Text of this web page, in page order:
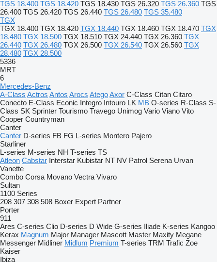
TGS 18.400 TGS 18.420 TGS 18.430 TGS 26.320 TGS 26.360 TGS
26.400 TGS 26.420 TGS 26.440 TGS 26.480 TGS 35.480
TGX
TGX 18.400 TGX 18.420 TGX 18.440 TGX 18.460 TGX 18.470 TGX
18.480 TGX 18.500 TGX 18.510 TGX 24.440 TGX 26.360 TGX
26.440 TGX 26.480 TGX 26.500 TGX 26.540 TGX 26.560 TGX
28.480 TGX 28.500
5336
MRT
6
Mercedes-Benz
A-Class Actros Antos Arocs AtegoAxor C-Class Citan Citaro
Conecto E-Class Econic Integro Intouro LK MB O-series R-Class S-
Class SK Sprinter Tourismo Travego Unimog Vario Viano Vito
Cooper Countryman
Canter
Canter D-series FB FG L-series Montero Pajero
Starliner
L-series M-series NH T-series TS
Atleon Cabstar Interstar Kubistar NT NV Patrol Serena Urvan
Vanette
Combo Corsa Movano Vectra Vivaro
Sultan
1100 Series
208 307 308 508 Boxer Expert Partner
Porter
911
Ares C-series Clio D-series D Wide G-series Iliade K-series Kangoo
Kerax Magnum Major Manager Mascott Master Maxity Megane
Messenger Midliner Midlum Premium T-series TRM Trafic Zoe
Kaiser
Ibiza